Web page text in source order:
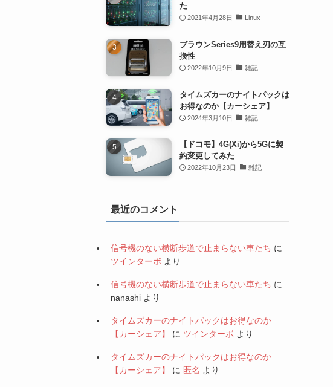
た
2021年4月28日 Linux
ブラウンSeries9用替え刃の互
換性
2022年10月9日 雑記
タイムズカーのナイトパックは
お得なのか【カーシェア】
2024年3月10日 雑記
【ドコモ】4G(Xi)から5Gに契
約変更してみた
2022年10月23日 雑記
最近のコメント
信号機のない横断歩道で止まらない車たち に
ツインターボ より
信号機のない横断歩道で止まらない車たち に
nanashi より
タイムズカーのナイトパックはお得なのか
【カーシェア】
に ツインターボ より
タイムズカーのナイトパックはお得なのか
【カーシェア】
に 匿名 より